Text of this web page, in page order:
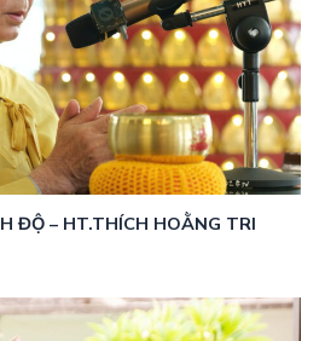
ĐỘ – HT.THÍCH HOẰNG TRI